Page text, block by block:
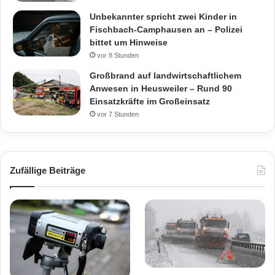
Unbekannter spricht zwei Kinder in
Fischbach-Camphausen an – Polizei
bittet um Hinweise
vor 8 Stunden
Großbrand auf landwirtschaftlichem
Anwesen in Heusweiler – Rund 90
Einsatzkräfte im Großeinsatz
vor 7 Stunden
Zufällige Beiträge